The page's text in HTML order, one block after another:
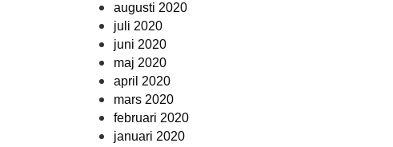
augusti 2020
juli 2020
juni 2020
maj 2020
april 2020
mars 2020
februari 2020
januari 2020